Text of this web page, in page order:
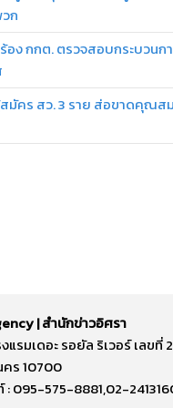
ก
อง กกต. ตรวจสอบกระบวนก
มัคร สว. 3 ราย ส่อขาดคุณส
| สำนักข่าวอิศรา
งแรมเดอะ รอยัล ริเวอร์ เล
ร 10700
: 095-575-8881,02-